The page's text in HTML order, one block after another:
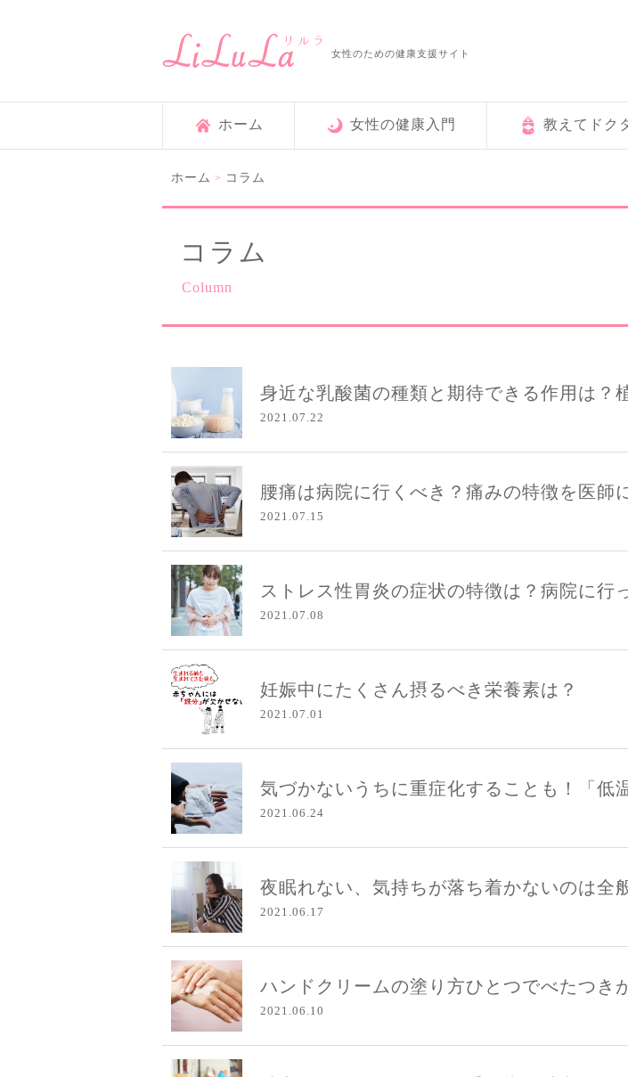
女性のための健康支援サイト
ホーム 女性の健康入門 教えてドク
ホーム > コラム
コラム
Column
身近な乳酸菌の種類と期待できる作用は？
2021.07.22
腰痛は病院に行くべき？痛みの特徴を医師
2021.07.15
ストレス性胃炎の症状の特徴は？病院に行
2021.07.08
妊娠中にたくさん摂るべき栄養素は？
2021.07.01
気づかないうちに重症化することも！「低
2021.06.24
夜眠れない、気持ちが落ち着かないのは全
2021.06.17
ハンドクリームの塗り方ひとつでべたつき
2021.06.10